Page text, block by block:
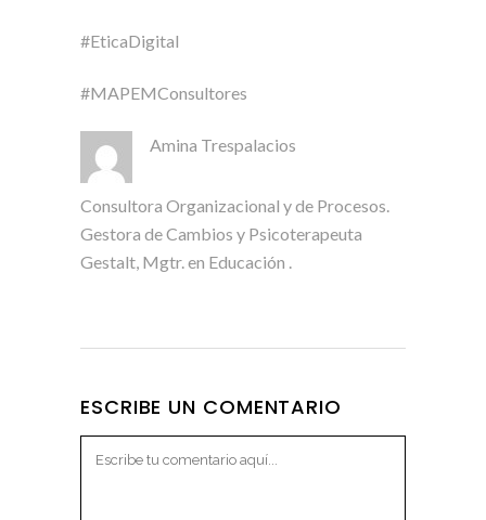
#EticaDigital
#MAPEMConsultores
Amina Trespalacios
Consultora Organizacional y de Procesos.
Gestora de Cambios y Psicoterapeuta
Gestalt, Mgtr. en Educación .
ESCRIBE UN COMENTARIO